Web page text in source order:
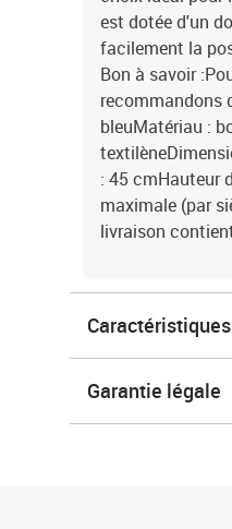
est dotée d'un
facilement la
Bon à savoir
recommandons
bleuMatériau :
: 45 cmHauteur
maximale (par
livraison
Caractéristiques
Garantie légale